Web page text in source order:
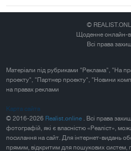
©
Щоденне онлайн-
Всі права
Матеріали під рубриками "Реклама", "На
проекту", "Партнер проекту", "Новини
на правах реклами
Карта сайта
© 2016-2026 Realist.online
. Всі права
фотографій, які є власністю «Реаліст»,
посилання на сайт. Для інтернет-видань
прямим, відкритим для пошукових систем,